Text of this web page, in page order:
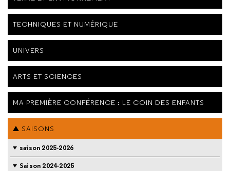
TECHNIQUES ET NUMÉRIQUE
UNIVERS
ARTS ET SCIENCES
MA PREMIÈRE CONFÉRENCE : LE COIN DES ENFANTS
SAISONS
saison 2025-2026
Saison 2024-2025